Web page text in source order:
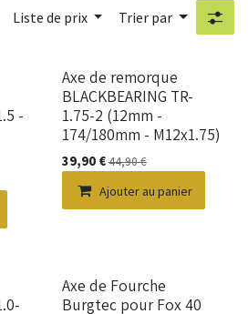
Liste de prix Trier par
-
Axe de remorque
BLACKBEARING TR-
1.75-2 (12mm -
174/180mm - M12x1.75)
39,90€44,90€
Ajouter au panier
Nouveau !
Axe de Fourche
Burgtec pour Fox 40